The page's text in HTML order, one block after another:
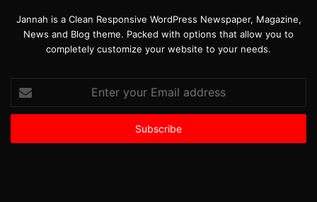
Jannah is a Clean Responsive WordPress Newspaper, Magazine,
News and Blog theme. Packed with options that allow you to
completely customize your website to your needs.
your
Email